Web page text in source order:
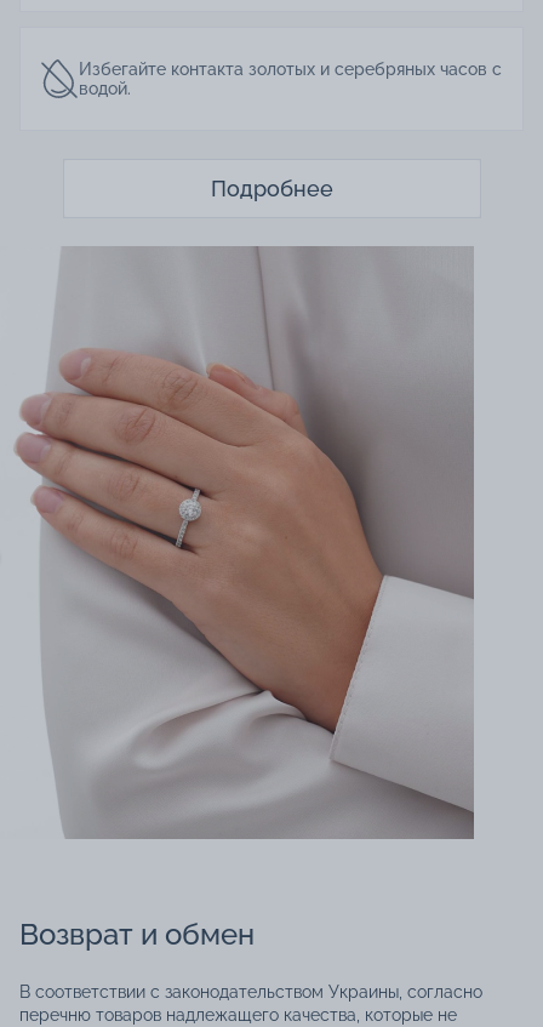
Избегайте контакта золотых и серебряных часов с
водой.
Подробнее
Возврат и обмен
В соответствии с законодательством Украины, согласно
перечню товаров надлежащего качества, которые не